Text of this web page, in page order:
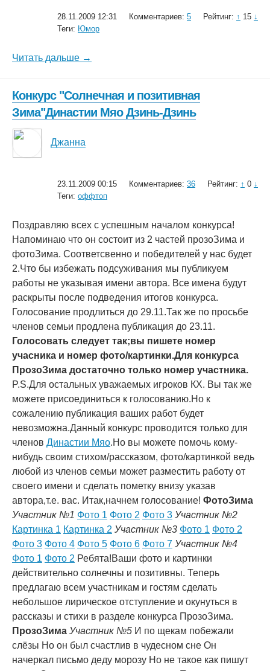
28.11.2009 12:31 Комментариев: 5 Рейтинг: ↑ 15 ↓
Теги: Юмор
Читать дальше →
Конкурс "Солнечная и позитивная
Зима"Династии Мяо Дзинь-Дзинь
Джанна
23.11.2009 00:15 Комментариев: 36 Рейтинг: ↑ 0 ↓
Теги: оффтоп
Поздравляю всех с успешным началом конкурса!
Напоминаю что он состоит из 2 частей прозоЗима и
фотоЗима. Соответсвенно и победителей у нас будет
2.Что бы избежать подсуживания мы публикуем
работы не указывая имени автора. Все имена будут
раскрыты после подведения итогов конкурса.
Голосование продлиться до 29.11.Так же по просьбе
членов семьи продлена публикация до 23.11.
Голосовать следует так;вы пишете номер
учасника и номер фото/картинки.Для конкурса
ПрозоЗима достаточно только номер участника.
P.S.Для остальных уважаемых игроков КХ. Вы так же
можете присоединиться к голосованию.Но к
сожалению публикация ваших работ будет
невозможна.Данный конкурс проводится только для
членов Династии Мяо.Но вы можете помочь кому-
нибудь своим стихом/рассказом, фото/картинкой ведь
любой из членов семьи может разместить работу от
своего имени и сделать пометку внизу указав
автора,т.е. вас. Итак,начнем голосование! ФотоЗима
Участник №1 Фото 1 Фото 2 Фото 3 Участник №2
Картинка 1 Картинка 2 Участник №3 Фото 1 Фото 2
Фото 3 Фото 4 Фото 5 Фото 6 Фото 7 Участник №4
Фото 1 Фото 2 Ребята!Ваши фото и картинки
действительно солнечны и позитивны. Теперь
предлагаю всем участникам и гостям сделать
небольшое лирическое отступление и окунуться в
рассказы и стихи в разделе конкурса ПрозоЗима.
ПрозоЗима Участник №5 И по щекам побежали
слёзы Но он был счастлив в чудесном сне Он
начеркал письмо деду морозу Но не такое как пишут